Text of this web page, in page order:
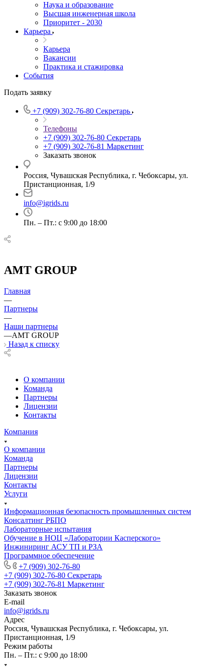
Наука и образование
Высшая инженерная школа
Приоритет - 2030
Карьера
Карьера
Вакансии
Практика и стажировка
События
Подать заявку
+7 (909) 302-76-80 Секретарь
Телефоны
+7 (909) 302-76-80 Секретарь
+7 (909) 302-76-81 Маркетинг
Заказать звонок
Россия, Чувашская Республика, г. Чебоксары, ул.
Пристанционная, 1/9
info@igrids.ru
Пн. – Пт.: с 9:00 до 18:00
AMT GROUP
Главная
—
Партнеры
—
Наши партнеры
—AMT GROUP
Назад к списку
О компании
Команда
Партнеры
Лицензии
Контакты
Компания
О компании
Команда
Партнеры
Лицензии
Контакты
Услуги
Информационная безопасность промышленных систем
Консалтинг РБПО
Лабораторные испытания
Обучение в НОЦ «Лаборатории Касперского»
Инжиниринг АСУ ТП и РЗА
Программное обеспечение
+7 (909) 302-76-80
+7 (909) 302-76-80 Секретарь
+7 (909) 302-76-81 Маркетинг
Заказать звонок
E-mail
info@igrids.ru
Адрес
Россия, Чувашская Республика, г. Чебоксары, ул.
Пристанционная, 1/9
Режим работы
Пн. – Пт.: с 9:00 до 18:00